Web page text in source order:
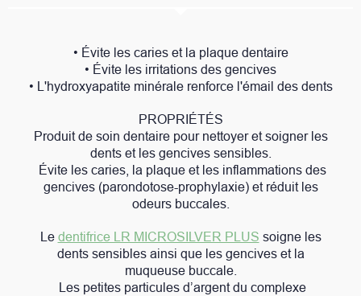
• Évite les caries et la plaque dentaire
• Évite les irritations des gencives
• L'hydroxyapatite minérale renforce l'émail des dents
PROPRIÉTÉS
Produit de soin dentaire pour nettoyer et soigner les
dents et les gencives sensibles.
Évite les caries, la plaque et les inflammations des
gencives (parondotose-prophylaxie) et réduit les
odeurs buccales.
Le dentifrice LR MICROSILVER PLUS soigne les
dents sensibles ainsi que les gencives et la
muqueuse buccale.
Les petites particules d’argent du complexe